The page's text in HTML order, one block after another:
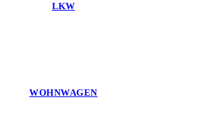
LKW
WOHNWAGEN